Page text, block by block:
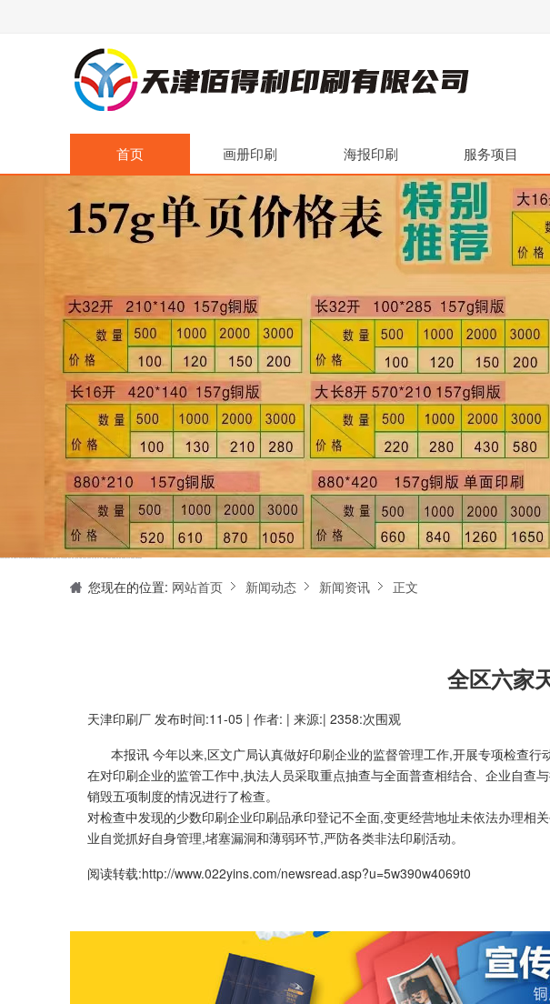
首页 画册印刷 海报印刷 服务项目
您现在的位置: 网站首页 新闻动态 新闻资讯 正文
全区六家
天津印刷厂 发布时间:11-05 | 作者: | 来源:| 2358:次围观
本报讯 今年以来,区文广局认真做好印刷企业的监督管理工作,开展专项检查
在对印刷企业的监管工作中,执法人员采取重点抽查与全面普查相结合、企业自查
销毁五项制度的情况进行了检查。
对检查中发现的少数印刷企业印刷品承印登记不全面,变更经营地址未依法办理相
业自觉抓好自身管理,堵塞漏洞和薄弱环节,严防各类非法印刷活动。
阅读转载:http://www.022yins.com/newsread.asp?u=5w390w4069t0